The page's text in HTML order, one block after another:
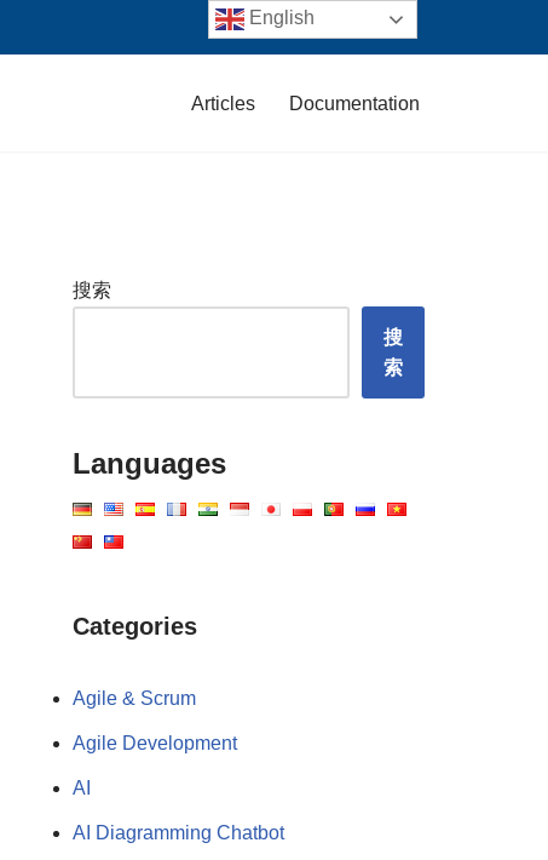
Articles Documentation
搜索
搜
索
Languages
Categories
Agile & Scrum
Agile Development
AI
AI Diagramming Chatbot
English